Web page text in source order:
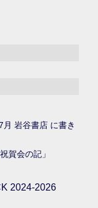
月 岩谷書店 に書き
賀会の記」
2024-2026